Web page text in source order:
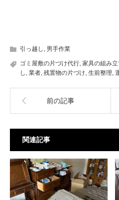
引っ越し 男手作業
ゴミ屋敷の片づけ代行 家具の組み立
し 業者 残置物の片づけ 生前整理
前の記事
関連記事